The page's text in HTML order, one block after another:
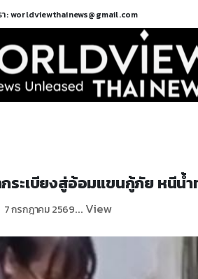
า: worldviewthainews@gmail.com
กระเบียงสู่อ้อมแขนกู้ภัย หนีน้
7 กรกฎาคม 2569... View